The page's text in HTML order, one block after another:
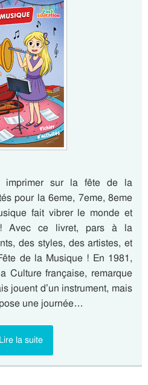
imprimer sur la fête de la
pour la 6eme, 7eme, 8eme
fait vibrer le monde et
Avec ce livret, pars à la
des styles, des artistes, et
de la Musique ! En 1981,
Culture française, remarque
jouent d’un instrument, mais
une journée…
Lire la suite